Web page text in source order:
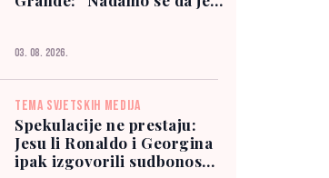
03. 08. 2026.
TEMA SVJETSKIH MEDIJA
Spekulacije ne prestaju:
Jesu li Ronaldo i Georgina
ipak izgovorili sudbonosno